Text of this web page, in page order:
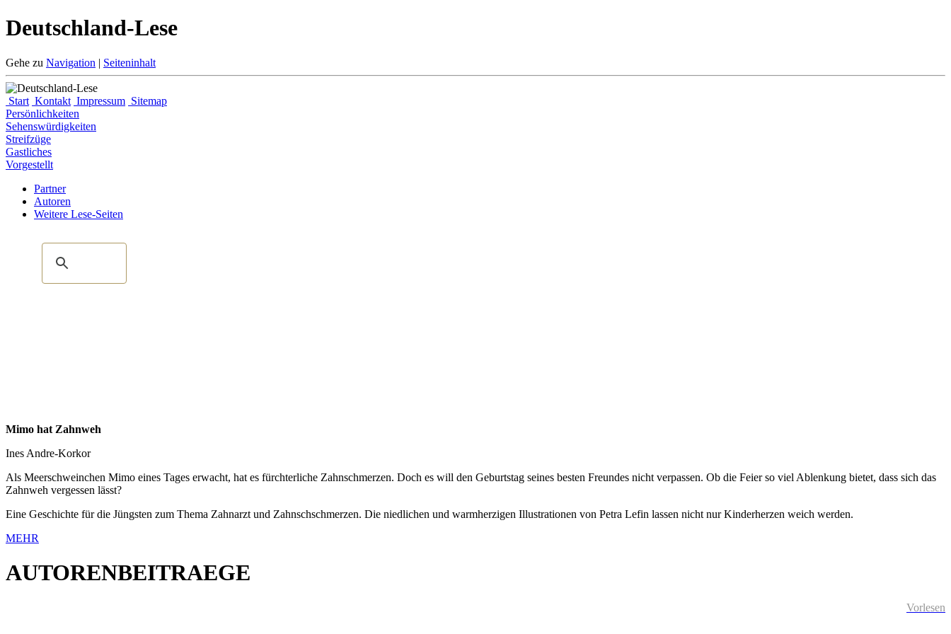
Deutschland-Lese
Gehe zu Navigation | Seiteninhalt
Start Kontakt Impressum Sitemap
Persönlichkeiten
Sehenswürdigkeiten
Streifzüge
Gastliches
Vorgestellt
Partner
Autoren
Weitere Lese-Seiten
Mimo hat Zahnweh
Ines Andre-Korkor
Als Meerschweinchen Mimo eines Tages erwacht, hat es fürchterliche Zahnschmerzen. Doch es will den Geburtstag seines besten Freundes nicht verpassen. Ob die Feier so viel Ablenkung bietet, dass sich das
Zahnweh vergessen lässt?
Eine Geschichte für die Jüngsten zum Thema Zahnarzt und Zahnschschmerzen. Die niedlichen und warmherzigen Illustrationen von Petra Lefin lassen nicht nur Kinderherzen weich werden.
MEHR
AUTORENBEITRAEGE
Vorlesen